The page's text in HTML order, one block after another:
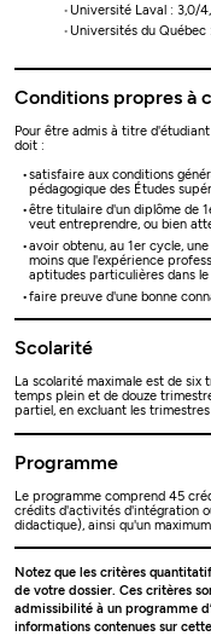
Université Laval : 3,0/
Universités du Québec
Conditions propres à
Pour être admis à titre
doit :
satisfaire aux conditions
pédagogique des Études
être titulaire d'un diplôme de
veut entreprendre, ou bien
avoir obtenu, au 1er cycle,
moins que l'expérience
aptitudes particulières dans
faire preuve d'une bonne
Scolarité
La scolarité maximale est de
temps plein et de douze
partiel, en excluant les
Programme
Le programme comprend 45
crédits d'activités d'intégration
didactique), ainsi qu'un
Notez que les critères
de votre dossier. Ces critères
admissibilité à un programme
informations contenues sur